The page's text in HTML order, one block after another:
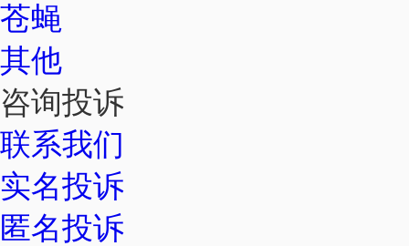
苍蝇
其他
咨询投诉
联系我们
实名投诉
匿名投诉